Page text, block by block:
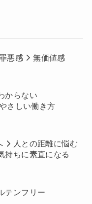
悪感
無価値感
からない
さしい働き方
人との距離に悩む
持ちに素直になる
テンフリー